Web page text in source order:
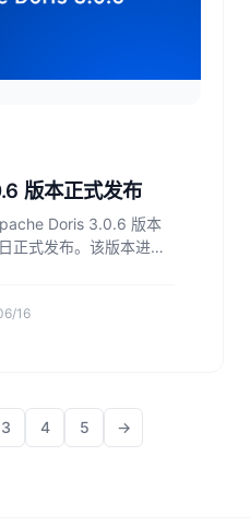
版本正式发布
Doris 3.0.6 版本
正式发布。该版本进一
16
3 4 5 →